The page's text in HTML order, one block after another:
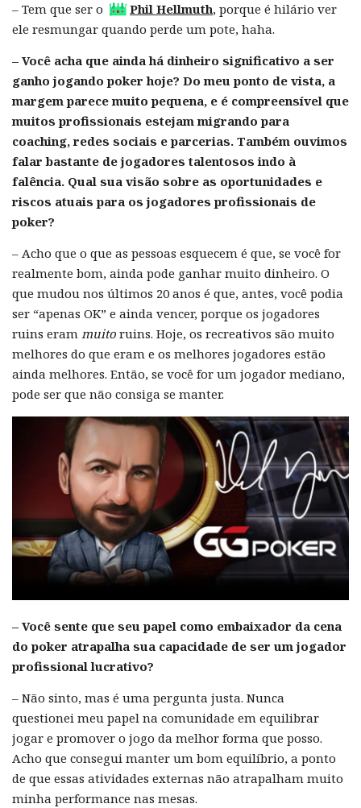
– Tem que ser o
Phil Hellmuth, porque é hilário ver
ele resmungar quando perde um pote, haha.
– Você acha que ainda há dinheiro significativo a ser
ganho jogando poker hoje? Do meu ponto de vista, a
margem parece muito pequena, e é compreensível que
muitos profissionais estejam migrando para
coaching, redes sociais e parcerias. Também ouvimos
falar bastante de jogadores talentosos indo à
falência. Qual sua visão sobre as oportunidades e
riscos atuais para os jogadores profissionais de
poker?
– Acho que o que as pessoas esquecem é que, se você for
realmente bom, ainda pode ganhar muito dinheiro. O
que mudou nos últimos 20 anos é que, antes, você podia
ser “apenas OK” e ainda vencer, porque os jogadores
ruins eram muito ruins. Hoje, os recreativos são muito
melhores do que eram e os melhores jogadores estão
ainda melhores. Então, se você for um jogador mediano,
pode ser que não consiga se manter.
– Você sente que seu papel como embaixador da cena
do poker atrapalha sua capacidade de ser um jogador
profissional lucrativo?
– Não sinto, mas é uma pergunta justa. Nunca
questionei meu papel na comunidade em equilibrar
jogar e promover o jogo da melhor forma que posso.
Acho que consegui manter um bom equilíbrio, a ponto
de que essas atividades externas não atrapalham muito
minha performance nas mesas.